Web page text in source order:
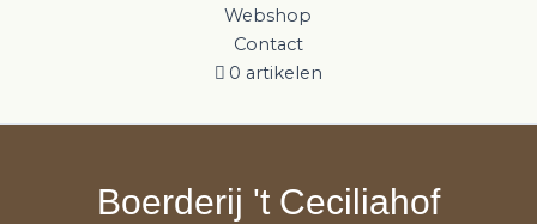
Webshop
Contact
0 artikelen
Boerderij 't Ceciliahof